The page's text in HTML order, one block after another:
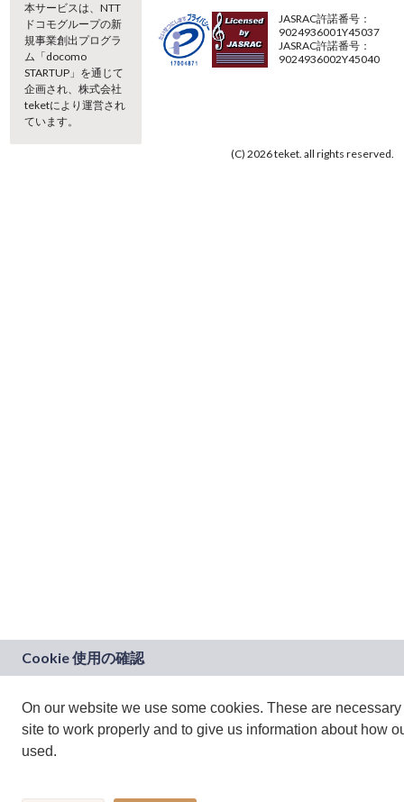
本サービスは、NTT
ドコモグループの新
規事業創出プログラ
ム「docomo
STARTUP」を通じて
企画され、株式会社
teketにより運営され
ています。
JASRAC許諾番号：
9024936001Y45037
JASRAC許諾番号：
9024936002Y45040
(C) 2026 teket. all rights reserved.
On our website we use some cookies. These are necessary
site to work properly and to give us information about how
used.